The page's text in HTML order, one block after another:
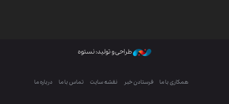
طراحی و تولید: نستوه
همکاری با ما فرستادن خبر نقشه سایت تماس با ما درباره ما